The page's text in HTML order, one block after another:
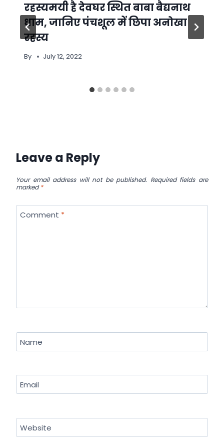
रहस्यमयी है देवघर स्थित बाबा बैद्यनाथ
धाम, जानिए पंचशूल में छिपा अनोखा
रहस्य
By July 12, 2022
Leave a Reply
Your email address will not be published. Required fields are
marked*
Comment *
Name
Email
Website